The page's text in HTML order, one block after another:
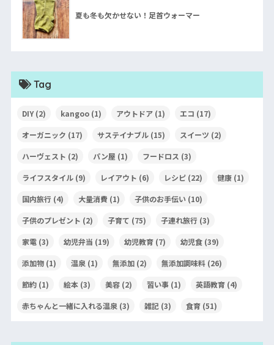
夏も冬も欠かせない！足首ウォーマー
Tag
DIY(2) kangoo(1) アウトドア(1) エコ (17)
オーガニック (17) サステイナブル(15) スイーツ (2)
ハーヴェスト (2) パン屋 (1) フードロス (3)
ライフスタイル(9) レイアウト (6) レシピ(22) 健康(1)
国内旅行 (4) 大量消費(1) 子供のお手伝い(10)
子供のプレゼント (2) 子育て (75) 子連れ旅行 (3)
家電(3) 幼児弁当 (19) 幼児教育(7) 幼児食(39)
添加物(1) 温泉 (1) 無添加(2) 無添加調味料(26)
節約(1) 絵本 (3) 美容(2) 習い事(1) 英語教育(4)
赤ちゃんと一緒に入れる温泉 (3) 雑記 (3) 食育(51)